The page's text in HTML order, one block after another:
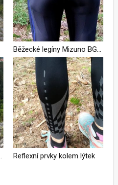
Reflexní prvky kolem lýtek